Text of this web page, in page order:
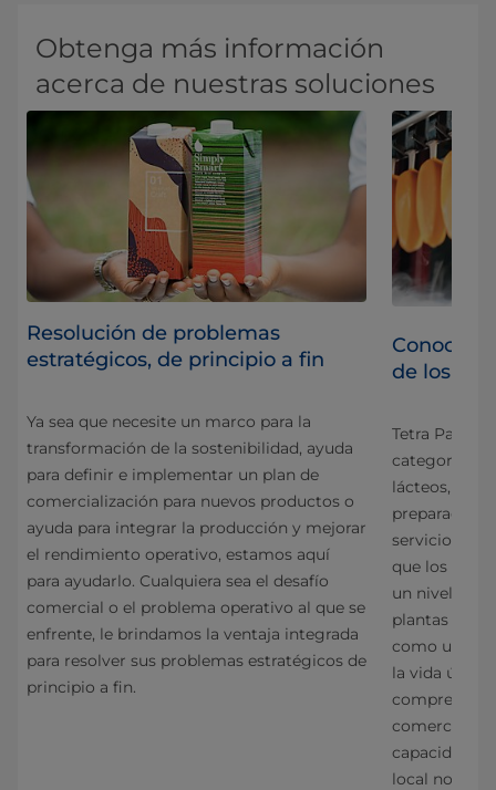
Obtenga más información
acerca de nuestras soluciones
Resolución de problemas
estratégicos, de principio a fin
Ya sea que necesite un marco para la
transformación de la sostenibilidad, ayuda
para definir e implementar un plan de
comercialización para nuevos productos o
ayuda para integrar la producción y mejorar
el rendimiento operativo, estamos aquí
para ayudarlo. Cualquiera sea el desafío
comercial o el problema operativo al que se
enfrente, le brindamos la ventaja integrada
para resolver sus problemas estratégicos de
principio a fin.
de los
Tetra Pak®
categorías
lácteos,
preparados
servicios de
que los
un nivel
plantas con
como un
la vida útil
comprensión
comerciales
capacidad
local nos